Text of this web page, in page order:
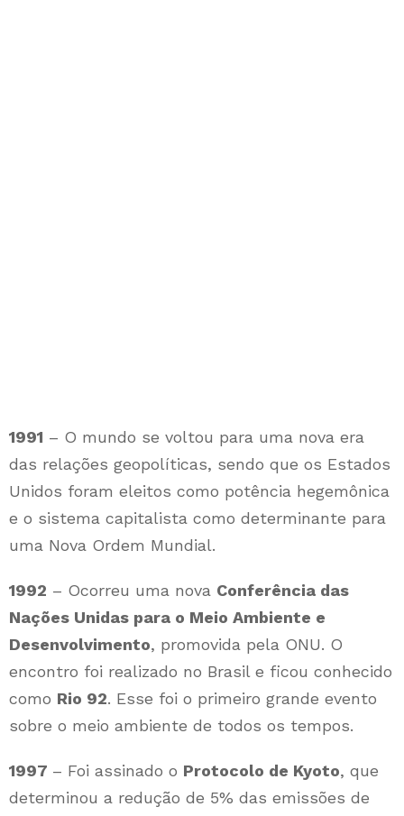
1991 – O mundo se voltou para uma nova era
das relações geopolíticas, sendo que os Estados
Unidos foram eleitos como potência hegemônica
e o sistema capitalista como determinante para
uma Nova Ordem Mundial.
1992 – Ocorreu uma nova Conferência das
Nações Unidas para o Meio Ambiente e
Desenvolvimento, promovida pela ONU. O
encontro foi realizado no Brasil e ficou conhecido
como Rio 92. Esse foi o primeiro grande evento
sobre o meio ambiente de todos os tempos.
1997 – Foi assinado o Protocolo de Kyoto, que
determinou a redução de 5% das emissões de